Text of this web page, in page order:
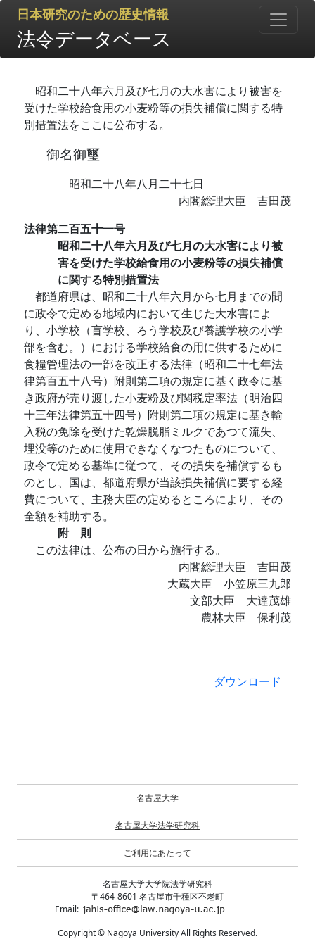
日本研究のための歴史情報
法令データベース
昭和二十八年六月及び七月の大水害により被害を
受けた学校給食用の小麦粉等の損失補償に関する特
別措置法をここに公布する。
御名御璽
昭和二十八年八月二十七日
内閣総理大臣 吉田茂
法律第二百五十一号
昭和二十八年六月及び七月の大水害により被
害を受けた学校給食用の小麦粉等の損失補償
に関する特別措置法
都道府県は、昭和二十八年六月から七月までの間
に政令で定める地域内において生じた大水害によ
り、小学校（盲学校、ろう学校及び養護学校の小学
部を含む。）における学校給食の用に供するために
食糧管理法の一部を改正する法律（昭和二十七年法
律第百五十八号）附則第二項の規定に基く政令に基
き政府が売り渡した小麦粉及び関税定率法（明治四
十三年法律第五十四号）附則第二項の規定に基き輸
入税の免除を受けた乾燥脱脂ミルクであつて流失、
埋没等のために使用できなくなつたものについて、
政令で定める基準に従つて、その損失を補償するも
のとし、国は、都道府県が当該損失補償に要する経
費について、主務大臣の定めるところにより、その
全額を補助する。
附 則
この法律は、公布の日から施行する。
内閣総理大臣 吉田茂
大蔵大臣 小笠原三九郎
文部大臣 大達茂雄
農林大臣 保利茂
ダウンロード
名古屋大学
名古屋大学法学研究科
ご利用にあたって
名古屋大学大学院法学研究科
〒464-8601 名古屋市千種区不老町
Email:
Copyright © Nagoya University All Rights Reserved.